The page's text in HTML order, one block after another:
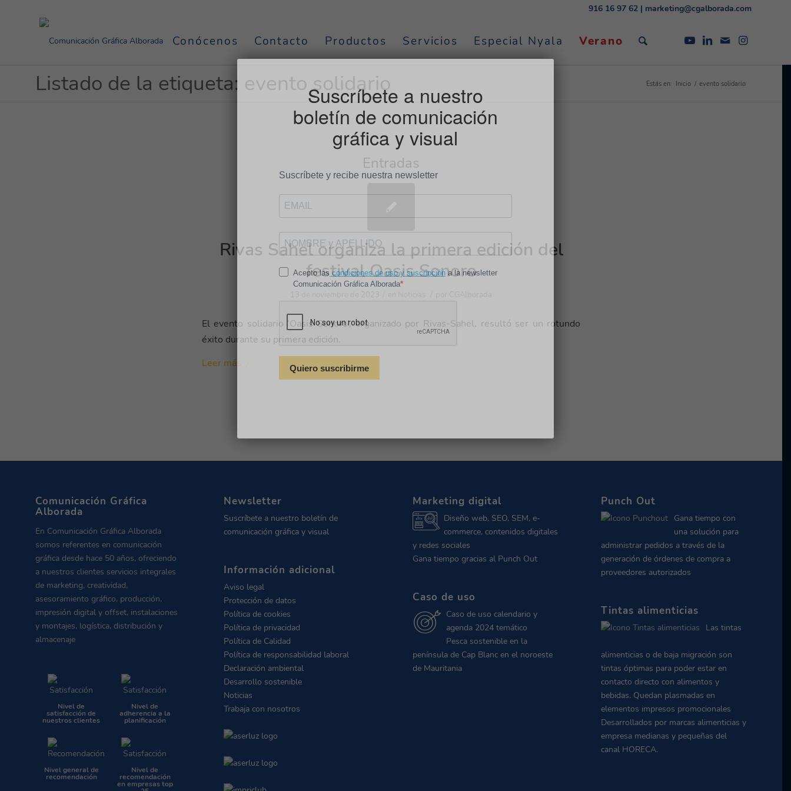
916 16 97 62 | marketing@cgalborada.com
Conócenos Contacto Productos Servicios Especial Nyala Verano
Listado de la etiqueta: evento solidario Estás en: Inicio / evento solidario
Entradas
Rivas Sahel organiza la primera edición del
festival Oasis Sonoro
El evento solidario ‘Oasis Sonoro’, organizado por Rivas-Sahel, resultó ser un rotundo
éxito durante su primera edición.
Leer más
Comunicación Gráfica
Alborada
En Comunicación Gráfica Alborada
somos referentes en comunicación
gráfica desde hace 50 años, ofreciendo
a nuestros clientes servicios integrales
de marketing, creatividad,
asesoramiento gráfico, producción,
impresión digital y offset, instalaciones
y montajes, logística, distribución y
almacenaje
Nivel de
satisfacción de
nuestros clientes
Nivel de
adherencia a la
planificación
Nivel general de
recomendación
Nivel de
recomendación
en empresas top
Newsletter
Suscríbete a nuestro boletín de
comunicación gráfica y visual
Información adicional
Aviso legal
Protección de datos
Política de cookies
Política de privacidad
Política de Calidad
Política de responsabilidad laboral
Declaración ambiental
Desarrollo sostenible
Noticias
Trabaja con nosotros
Marketing digital
Diseño web, SEO, SEM, e-
commerce, contenidos digitales
y redes sociales
Gana tiempo gracias al Punch Out
Caso de uso
Caso de uso calendario y
agenda 2024 temático
Pesca sostenible en la
península de Cap Blanc en el noroeste
de Mauritania
Punch Out
Gana tiempo con
una solución para
administrar pedidos a través de la
generación de órdenes de compra a
proveedores autorizados
Tintas alimenticias
Las tintas
alimenticias o de baja migración son
tintas óptimas para poder estar en
contacto directo con alimentos y
bebidas. Quedan plasmadas en
elementos impresos promocionales
Desarrollados por marcas alimenticias y
empresa medianas y pequeñas del
canal HORECA.
Suscríbete a nuestro
boletín de comunicación
gráfica y visual